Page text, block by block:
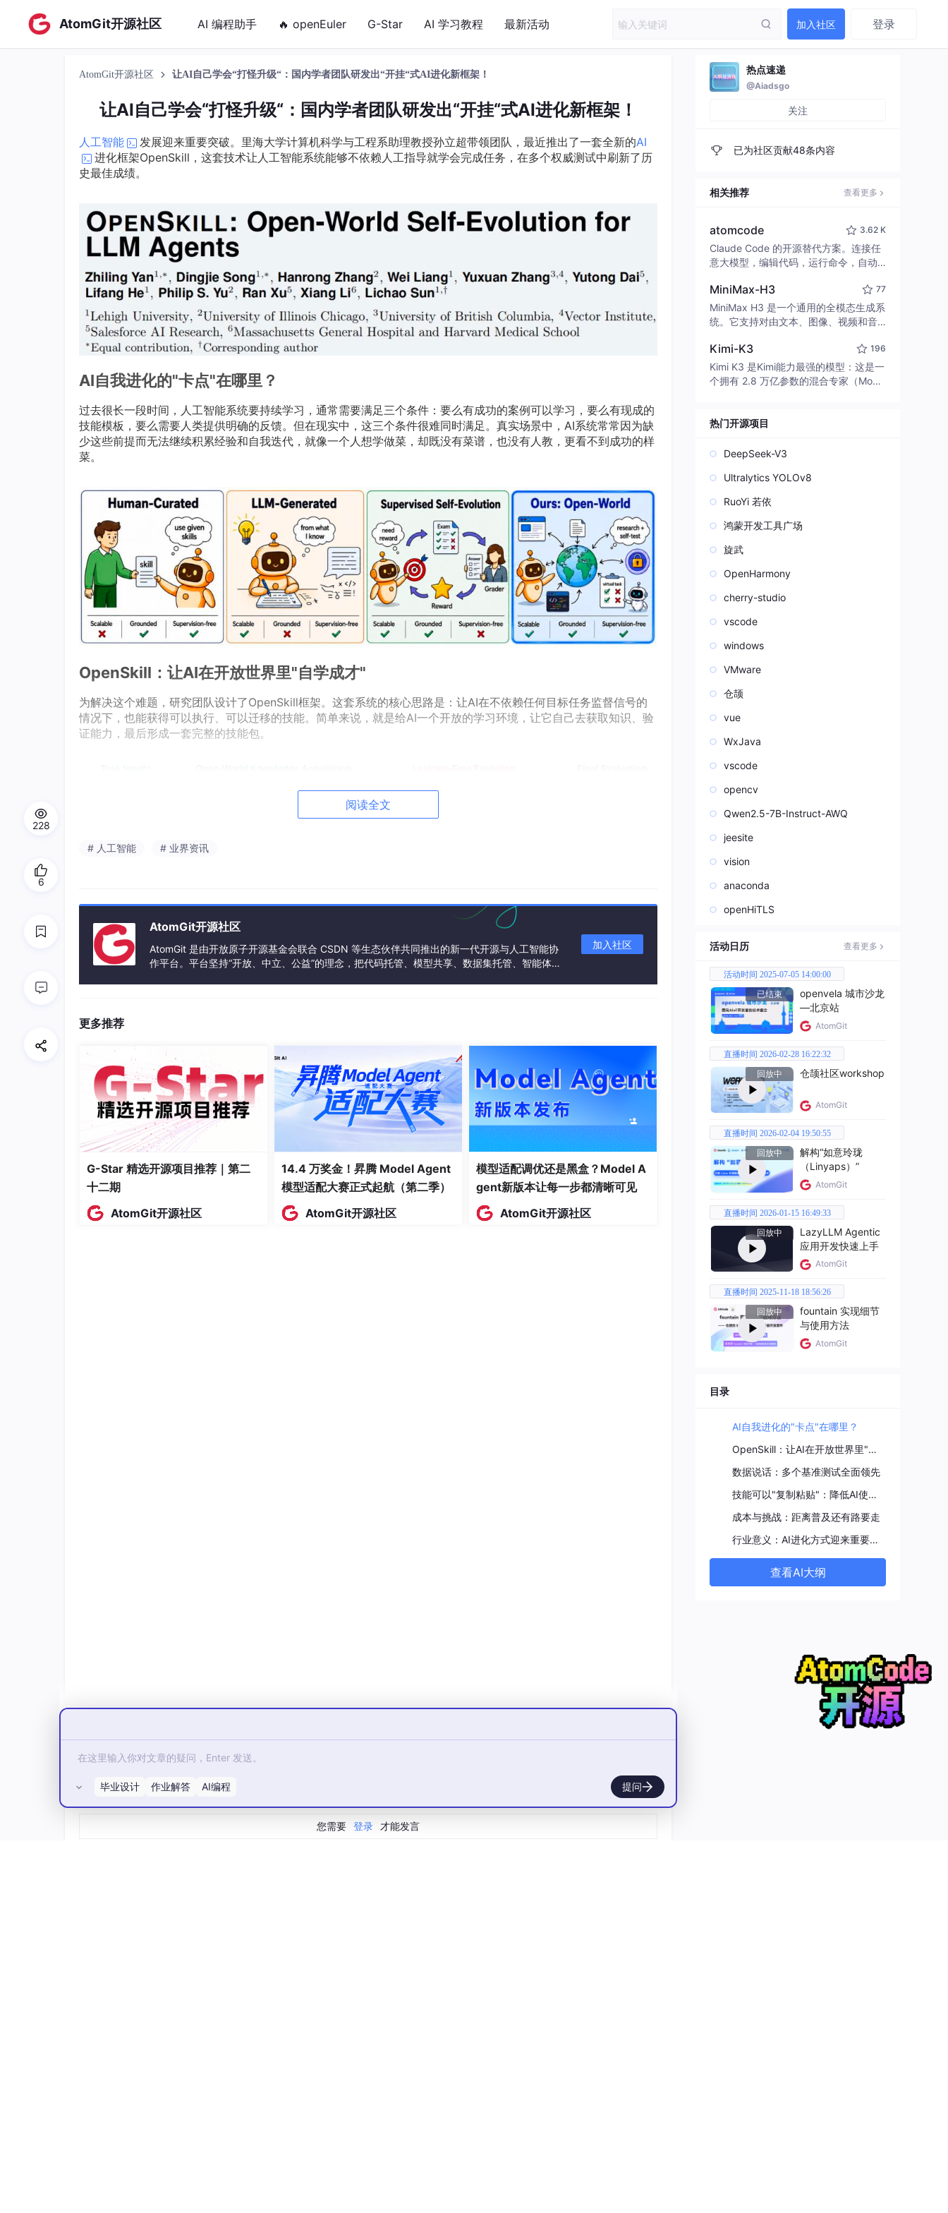
AtomGit开源社区 AI 编程助手 🔥 openEuler G-Star AI 学习教程 最新活动 加入社区 登录
AtomGit开源社区 让AI自己学会“打怪升级“：国内学者团队研发出“开挂“式AI进化新框架！
让AI自己学会“打怪升级“：国内学者团队研发出“开挂“式AI进化新框架！
人工智能 发展迎来重要突破。里海大学计算机科学与工程系助理教授孙立超带领团队，最近推出了一套全新的AI
进化框架OpenSkill，这套技术让人工智能系统能够不依赖人工指导就学会完成任务，在多个权威测试中刷新了历
史最佳成绩。
AI自我进化的"卡点"在哪里？
过去很长一段时间，人工智能系统要持续学习，通常需要满足三个条件：要么有成功的案例可以学习，要么有现成的
技能模板，要么需要人类提供明确的反馈。但在现实中，这三个条件很难同时满足。真实场景中，AI系统常常因为缺
少这些前提而无法继续积累经验和自我迭代，就像一个人想学做菜，却既没有菜谱，也没有人教，更看不到成功的样
菜。
OpenSkill：让AI在开放世界里"自学成才"
为解决这个难题，研究团队设计了OpenSkill框架。这套系统的核心思路是：让AI在不依赖任何目标任务监督信号的
情况下，也能获得可以执行、可以迁移的技能。简单来说，就是给AI一个开放的学习环境，让它自己去获取知识、验
证能力，最后形成一套完整的技能包。
这个框架的工作流程分为三步：第一步是从开放世界中获取知识，包括任务相关的背景概念、API文档、最佳实践和
案；第三步是将进化完成的技能以文件形式部署到目标AI系统上，最后用真实的测试集进行评估。
数据说话：多个基准测试全面领先
测试结果显示，OpenSkill的表现确实不俗。在SkillsBenc
h基准测试中，这套系统将Opus 4.6模型的总体通过率
提升至43.6%，GPT 5.2提升至42.1%，比之前最强的基线方法分别高出8.9和8.8个百分点。研究团队指出，这个成
绩距离人类参考水平仅差1至3个百分点。
OpenSkill还有一个显著优势：技能可以直接迁移到其他模型上，无需额外适配。研究团队将Opus 4.6生成的技能直
技能在所有目标模型上都带来了明显提升，提升幅度在5.5到14.8个百分点之间。
阅读全文
# 人工智能 # 业界资讯
AtomGit开源社区
AtomGit 是由开放原子开源基金会联合 CSDN 等生态伙伴共同推出的新一代开源与人工智能协
作平台。平台坚持“开放、中立、公益”的理念，把代码托管、模型共享、数据集托管、智能体开
加入社区
更多推荐
G-Star 精选开源项目推荐｜第二
十二期
AtomGit开源社区
14.4 万奖金！昇腾 Model Agent
模型适配大赛正式起航（第二季）
AtomGit开源社区
模型适配调优还是黑盒？Model A
gent新版本让每一步都清晰可见
AtomGit开源社区
228
6
所有评论(0)
您需要 登录 才能发言
毕业设计 作业解答 AI编程 提问
热点速递
@Aiadsgo
关注
已为社区贡献48条内容
相关推荐 查看更多
atomcode 3.62 K
Claude Code 的开源替代方案。连接任
意大模型，编辑代码，运行命令，自动
致性能。 ｜ An open-source alternativ
e to Claude Code. Connect any LLM,
edit code, run commands, and verify
MiniMax-H3 77
MiniMax H3 是一个通用的全模态生成系
统。它支持对由文本、图像、视频和音
并能生成分辨率高达 2K、时长可达 15
秒的带原生立体声音频的视频。得益于
面向任务泛化的系统设计，H3 在预训练
模态指令。
Kimi-K3 196
Kimi K3 是Kimi能力最强的模型：这是一
个拥有 2.8 万亿参数的混合专家（Mo
热门开源项目
DeepSeek-V3
Ultralytics YOLOv8
RuoYi 若依
鸿蒙开发工具广场
旋武
OpenHarmony
cherry-studio
vscode
windows
VMware
仓颉
vue
WxJava
vscode
opencv
Qwen2.5-7B-Instruct-AWQ
jeesite
vision
anaconda
openHiTLS
活动日历 查看更多
活动时间 2025-07-05 14:00:00
已结束
openvela 城市沙龙
—北京站
AtomGit
直播时间 2026-02-28 16:22:32
回放中
仓颉社区workshop
AtomGit
直播时间 2026-02-04 19:50:55
回放中
解构“如意玲珑
（Linyaps）”
AtomGit
直播时间 2026-01-15 16:49:33
回放中
LazyLLM Agentic
应用开发快速上手
AtomGit
直播时间 2025-11-18 18:56:26
回放中
fountain 实现细节
与使用方法
AtomGit
目录
AI自我进化的"卡点"在哪里？
OpenSkill：让AI在开放世界里"自学成才"
数据说话：多个基准测试全面领先
技能可以"复制粘贴"：降低AI使用门槛
成本与挑战：距离普及还有路要走
行业意义：AI进化方式迎来重要变革
查看AI大纲